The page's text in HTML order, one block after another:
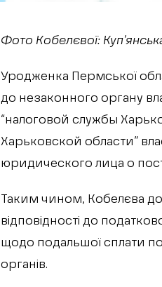
Фото Кобелєвої:
Уродженка Пермської
до незаконного органу
“налоговой службы
Харьковской области”
юридического лица о
Таким чином, Кобелєва
відповідності до
щодо подальшої сплати
органів.